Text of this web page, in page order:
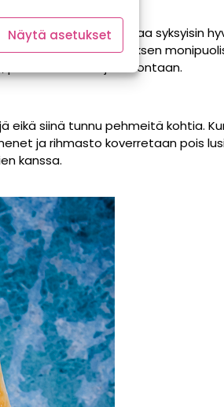
Näytä asetukset
että nykyisin sitä saa syksyisin
niille kaikille on kasviksen
paahdettavaksi ja leivontaan.
eikä siinä tunnu pehmeitä kohtia.
ja rihmasto koverretaan pois
kanssa.